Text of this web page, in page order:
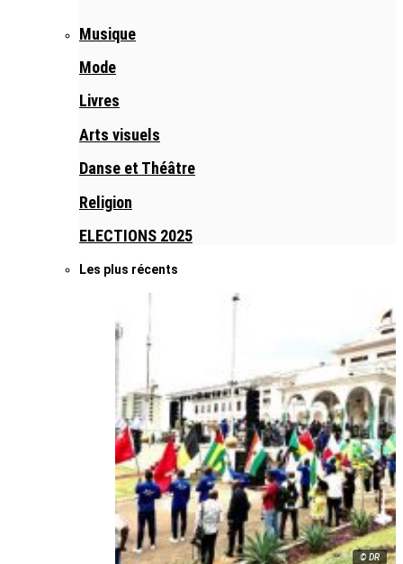
Musique
Mode
Livres
Arts visuels
Danse et Théâtre
Religion
ELECTIONS 2025
Les plus récents
© DR